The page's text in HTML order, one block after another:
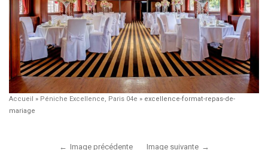
Accueil » Péniche Excellence, Paris 04e » excellence-format-repas-de-
mariage
Image précédente Image suivante